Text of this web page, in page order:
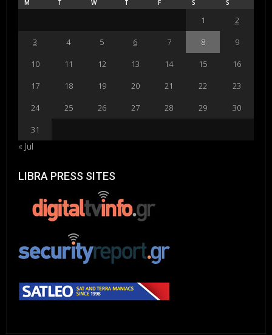
M T W T F S S
1
2
3
4 5 6 7 8
9
10
11 12 13 14 15
16
17
18 19 20 21 22
23
24
25 26 27 28 29
30
31
« Jul
LIBRA PRESS SITES